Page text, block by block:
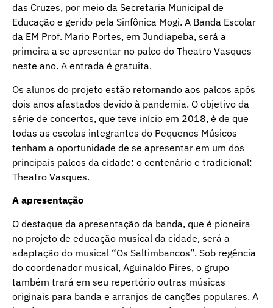
das Cruzes, por meio da Secretaria Municipal de
Educação e gerido pela Sinfônica Mogi. A Banda Escolar
da EM Prof. Mario Portes, em Jundiapeba, será a
primeira a se apresentar no palco do Theatro Vasques
neste ano. A entrada é gratuita.
Os alunos do projeto estão retornando aos palcos após
dois anos afastados devido à pandemia. O objetivo da
série de concertos, que teve início em 2018, é de que
todas as escolas integrantes do Pequenos Músicos
tenham a oportunidade de se apresentar em um dos
principais palcos da cidade: o centenário e tradicional:
Theatro Vasques.
A apresentação
O destaque da apresentação da banda, que é pioneira
no projeto de educação musical da cidade, será a
adaptação do musical “Os Saltimbancos”. Sob regência
do coordenador musical, Aguinaldo Pires, o grupo
também trará em seu repertório outras músicas
originais para banda e arranjos de canções populares. A